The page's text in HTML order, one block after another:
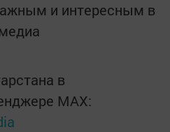
и интересным в
в
MАХ: